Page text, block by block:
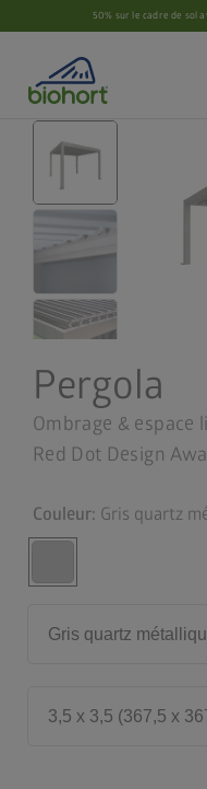
Paramètres des cookies
50% sur le cadre de sol
Pergola
Ombrage & espace
Red Dot Design
Couleur: Gris quartz
Gris quartz
3,5 x 3,5 (367,5 x